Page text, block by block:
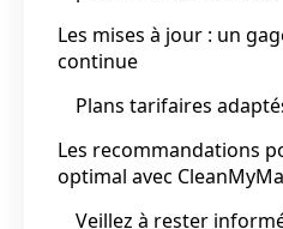
Les mises à jour : un
continue
Plans tarifaires
Les recommandations
optimal avec
Veillez à rester